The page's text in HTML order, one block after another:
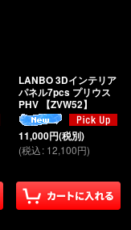
LANBO 3Dインテリア
パネル7pcs プリウス
PHV 【ZVW52】
11,000円(税別)
(税込: 12,100円)